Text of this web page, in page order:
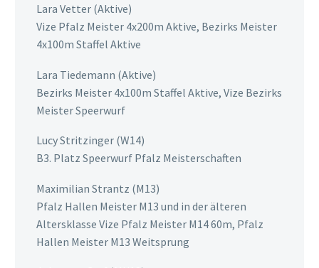
Lara Vetter (Aktive)
Vize Pfalz Meister 4x200m Aktive, Bezirks Meister
4x100m Staffel Aktive
Lara Tiedemann (Aktive)
Bezirks Meister 4x100m Staffel Aktive, Vize Bezirks
Meister Speerwurf
Lucy Stritzinger (W14)
B3. Platz Speerwurf Pfalz Meisterschaften
Maximilian Strantz (M13)
Pfalz Hallen Meister M13 und in der älteren
Altersklasse Vize Pfalz Meister M14 60m, Pfalz
Hallen Meister M13 Weitsprung